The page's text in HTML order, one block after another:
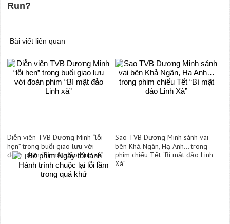
Bài viết liên quan
Diễn viên TVB Dương Minh “lỗi
hẹn” trong buổi giao lưu với
đoàn phim “Bí mật đảo Linh xà”
Sao TVB Dương Minh sánh vai
bên Khả Ngân, Hạ Anh… trong
phim chiếu Tết “Bí mật đảo Linh
Xà”